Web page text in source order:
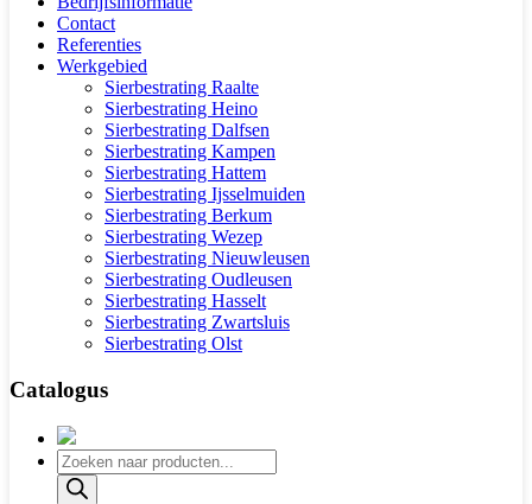
Contact
Referenties
Werkgebied
Sierbestrating Raalte
Sierbestrating Heino
Sierbestrating Dalfsen
Sierbestrating Kampen
Sierbestrating Hattem
Sierbestrating Ijsselmuiden
Sierbestrating Berkum
Sierbestrating Wezep
Sierbestrating Nieuwleusen
Sierbestrating Oudleusen
Sierbestrating Hasselt
Sierbestrating Zwartsluis
Sierbestrating Olst
Catalogus
Producten
zoeken